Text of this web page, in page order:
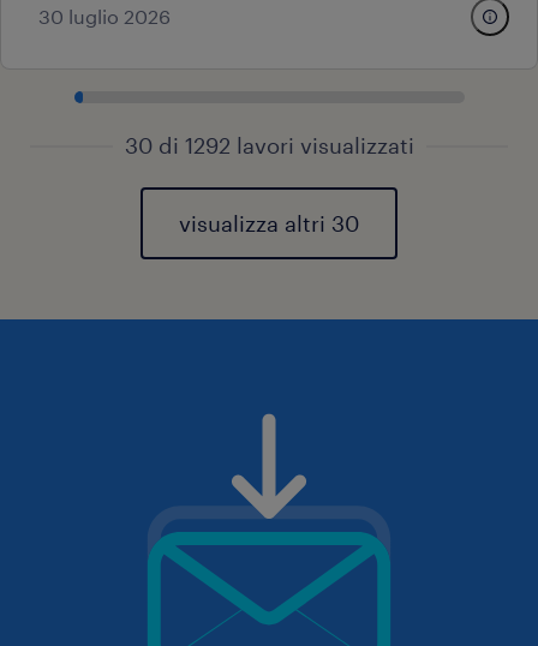
30 luglio 2026
30 di 1292 lavori visualizzati
visualizza altri 30